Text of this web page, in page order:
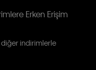
Açık Onay
veriyorum.
aktarılmasına açık
Erken Erişim
indirimlerle